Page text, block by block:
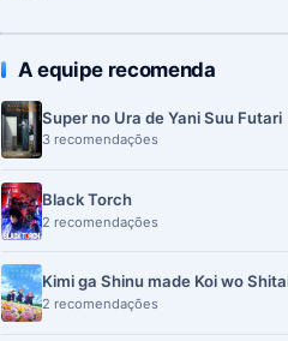
A equipe recomenda
Super no Ura de Yani Suu Futari
3 recomendações
Black Torch
2 recomendações
Kimi ga Shinu made Koi wo
2 recomendações